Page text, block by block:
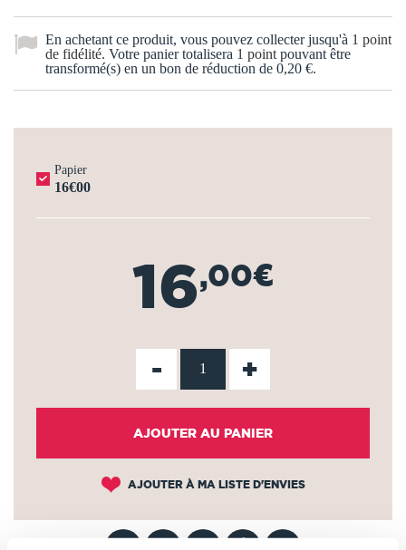
En achetant ce produit, vous pouvez collecter jusqu'à 1 point
de fidélité. Votre panier totalisera 1 point pouvant être
transformé(s) en un bon de réduction de 0,20 €.
Papier
16€00
16,00€
- +
AJOUTER AU PANIER
AJOUTER À MA LISTE D'ENVIES